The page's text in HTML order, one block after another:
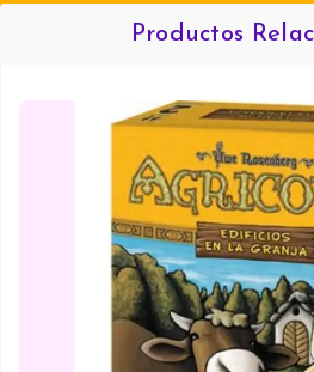
Productos